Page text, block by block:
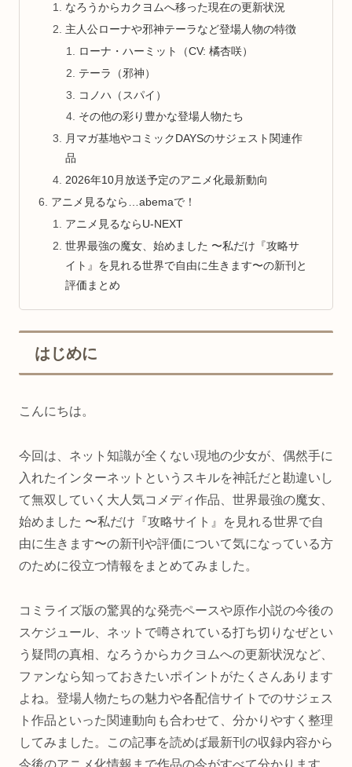
なろうからカクヨムへ移った現在の更新状況
主人公ローナや邪神テーラなど登場人物の特徴
ローナ・ハーミット（CV: 橘杏咲）
テーラ（邪神）
コノハ（スパイ）
その他の彩り豊かな登場人物たち
月マガ基地やコミックDAYSのサジェスト関連作
品
2026年10月放送予定のアニメ化最新動向
アニメ見るなら…abemaで！
アニメ見るならU-NEXT
世界最強の魔女、始めました 〜私だけ『攻略サ
イト』を見れる世界で自由に生きます〜の新刊と
評価まとめ
はじめに
こんにちは。
今回は、ネット知識が全くない現地の少女が、偶然手に
入れたインターネットというスキルを神託だと勘違いし
て無双していく大人気コメディ作品、世界最強の魔女、
始めました 〜私だけ『攻略サイト』を見れる世界で自
由に生きます〜の新刊や評価について気になっている方
のために役立つ情報をまとめてみました。
コミライズ版の驚異的な発売ペースや原作小説の今後の
スケジュール、ネットで噂されている打ち切りなぜとい
う疑問の真相、なろうからカクヨムへの更新状況など、
ファンなら知っておきたいポイントがたくさんあります
よね。登場人物たちの魅力や各配信サイトでのサジェス
ト作品といった関連動向も合わせて、分かりやすく整理
してみました。この記事を読めば最新刊の収録内容から
今後のアニメ化情報まで作品の今がすべて分かります